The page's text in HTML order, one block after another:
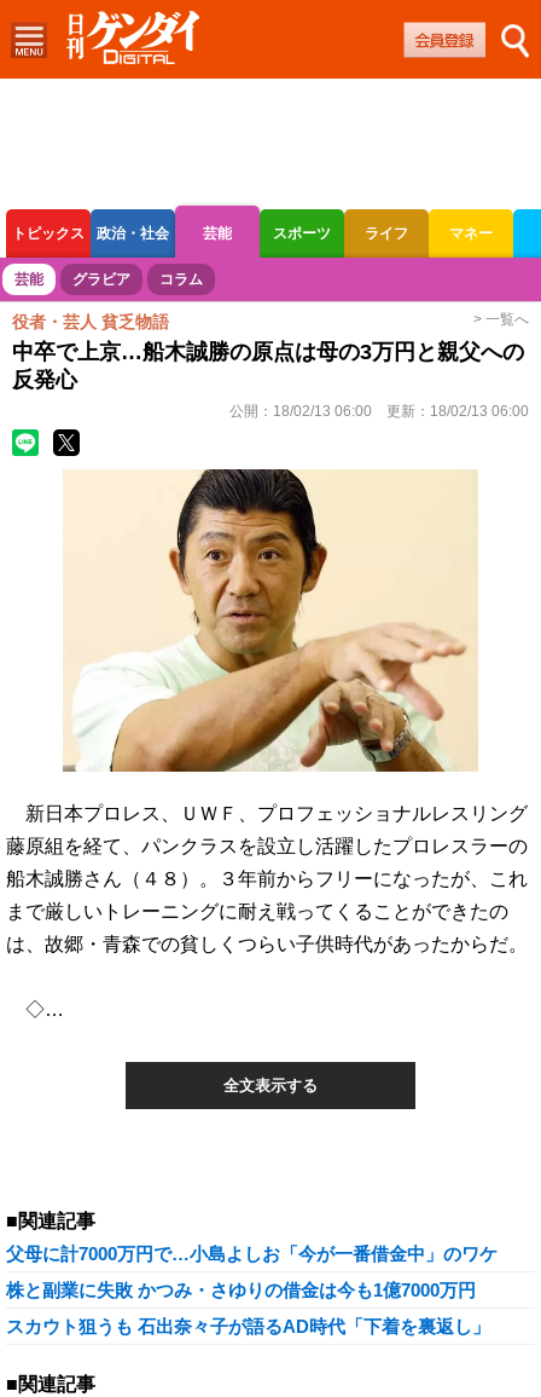
トピックス 政治・社会 芸能 スポーツ ライフ マネー
ボートレース 競輪 オートレース
芸能 グラビア コラム
役者・芸人 貧乏物語 > 一覧へ
中卒で上京…船木誠勝の原点は母の3万円と親父への
反発心
公開： 18/02/13 06:00 更新： 18/02/13 06:00
新日本プロレス、ＵＷＦ、プロフェッショナルレスリング
藤原組を経て、パンクラスを設立し活躍したプロレスラーの
船木誠勝さん（４８）。３年前からフリーになったが、これ
まで厳しいトレーニングに耐え戦ってくることができたの
は、故郷・青森での貧しくつらい子供時代があったからだ。
◇…
全文表示する
■関連記事
父母に計7000万円で…小島よしお「今が一番借金中」のワケ
株と副業に失敗 かつみ・さゆりの借金は今も1億7000万円
スカウト狙うも 石出奈々子が語るAD時代「下着を裏返し」
■関連記事